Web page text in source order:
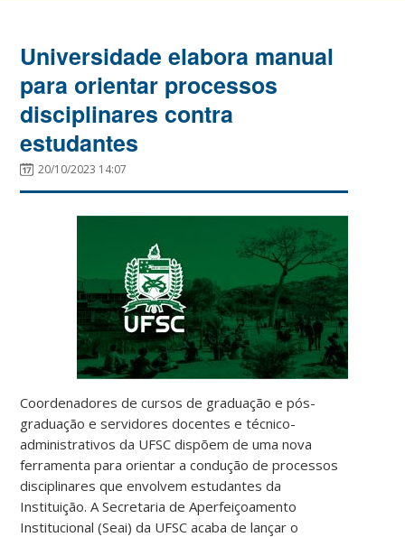
Universidade elabora manual
para orientar processos
disciplinares contra
estudantes
20/10/2023 14:07
Coordenadores de cursos de graduação e pós-
graduação e servidores docentes e técnico-
administrativos da UFSC dispõem de uma nova
ferramenta para orientar a condução de processos
disciplinares que envolvem estudantes da
Instituição. A Secretaria de Aperfeiçoamento
Institucional (Seai) da UFSC acaba de lançar o